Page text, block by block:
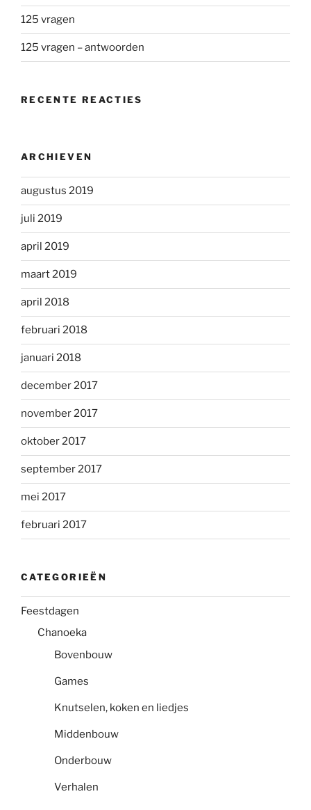
125 vragen
125 vragen – antwoorden
RECENTE REACTIES
ARCHIEVEN
augustus 2019
juli 2019
april 2019
maart 2019
april 2018
februari 2018
januari 2018
december 2017
november 2017
oktober 2017
september 2017
mei 2017
februari 2017
CATEGORIEËN
Feestdagen
Chanoeka
Bovenbouw
Games
Knutselen, koken en liedjes
Middenbouw
Onderbouw
Verhalen